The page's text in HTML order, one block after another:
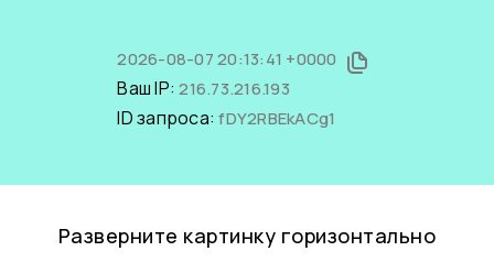
2026-08-07 20:13:41 +0000
Ваш IP:216.73.216.193
ID запроса:fDY2RBEkACg1
Разверните картинку горизонтально